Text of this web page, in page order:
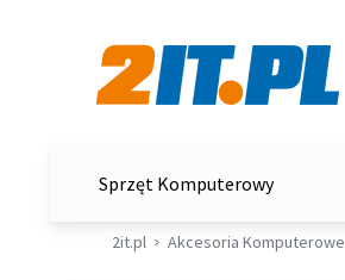
Sprzęt Komputerowy
2it.pl Akcesoria Komputerowe